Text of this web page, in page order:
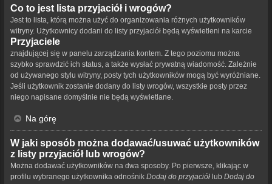
Co to jest lista przyjaciół i wrogów?
Jest to lista, którą można użyć do organizowania różnych użytkowników
witryny. Użytkownicy dodani do listy przyjaciół będą wyświetleni na karcie
Przyjaciele
znajdującej się w panelu zarządzania kontem. Z tego poziomu można
szybko sprawdzić ich status, a także wysłać prywatną wiadomość. Zależnie
od używanego stylu witryny, posty tych użytkowników mogą być wyróżniane.
Jeśli użytkownik zostanie dodany do listy wrogów, wszystkie posty przez
niego napisane domyślnie nie będą wyświetlane.
Na górę
W jaki sposób można dodawać/usuwać użytkowników
z listy przyjaciół lub wrogów?
Można dodawać użytkowników na dwa sposoby. Po pierwsze, klikając w
profilu wybranego użytkownika odnośnik Dodaj do przyjaciół lub Dodaj do